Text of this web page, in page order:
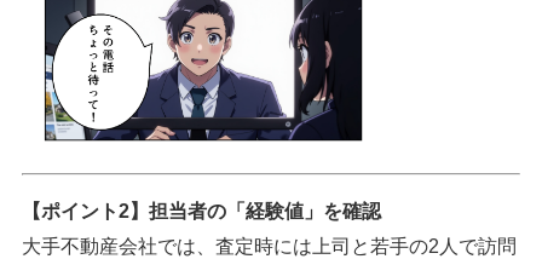
【ポイント2】担当者の「経験値」を確認
大手不動産会社では、査定時には上司と若手の2人で訪問